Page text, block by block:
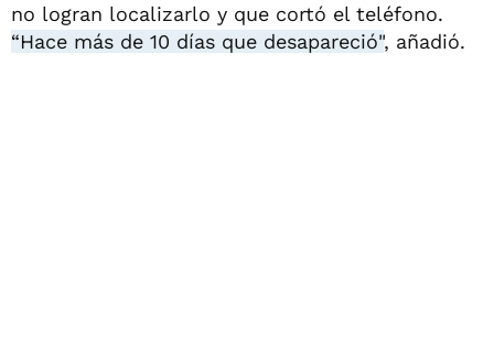
no logran localizarlo y que cortó el teléfono.
“Hace más de 10 días que desapareció", añadió.